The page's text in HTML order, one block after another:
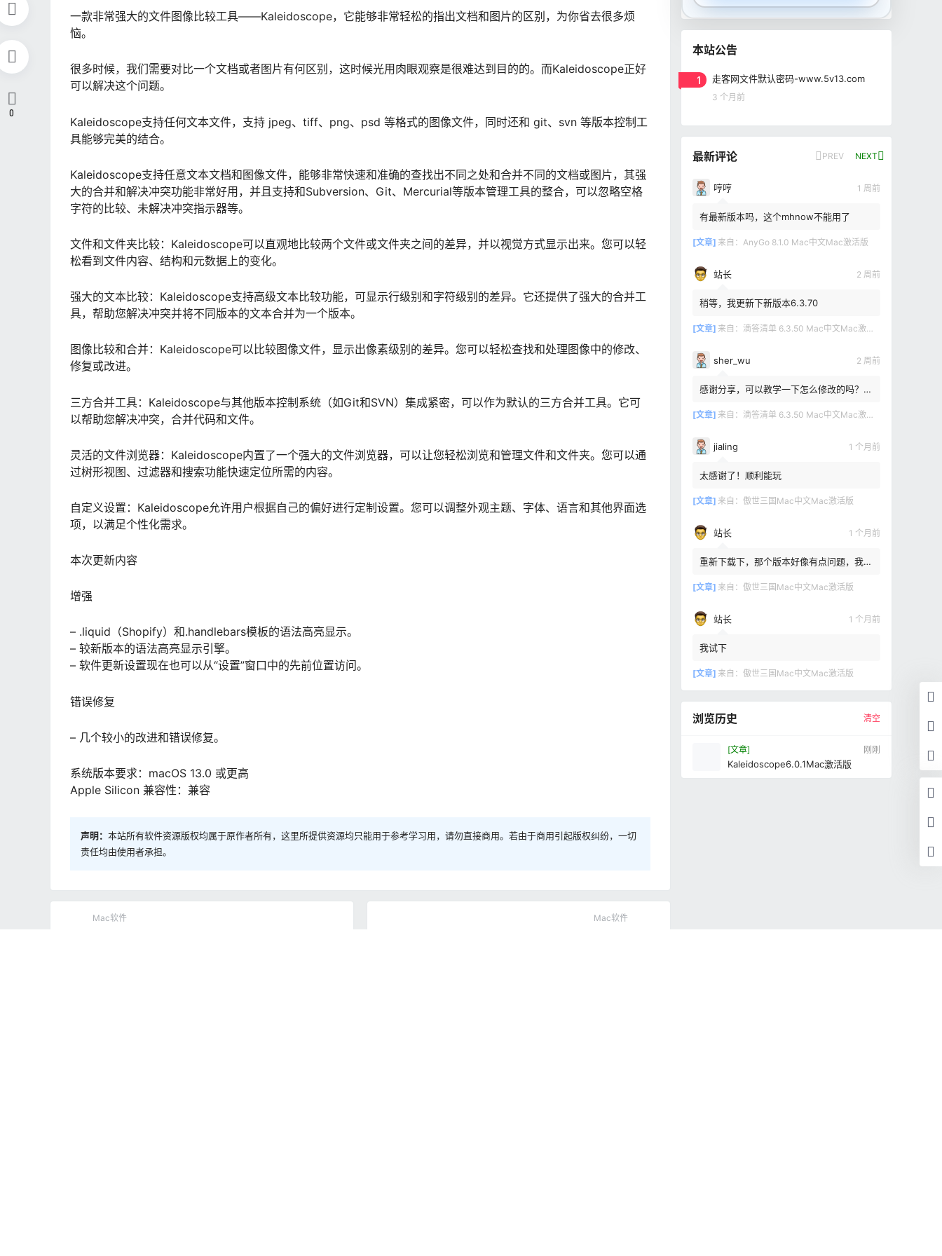
一款非常强大的文件图像比较工具——Kaleidoscope，它能够非常轻松的指出文档和图片的区别，为你省去很多烦
恼。
很多时候，我们需要对比一个文档或者图片有何区别，这时候光用肉眼观察是很难达到目的的。而Kaleidoscope正好
可以解决这个问题。
Kaleidoscope支持任何文本文件，支持 jpeg、tiff、png、psd 等格式的图像文件，同时还和 git、svn 等版本控制工
具能够完美的结合。
Kaleidoscope支持任意文本文档和图像文件，能够非常快速和准确的查找出不同之处和合并不同的文档或图片，其强
大的合并和解决冲突功能非常好用，并且支持和Subversion、Git、Mercurial等版本管理工具的整合，可以忽略空格
字符的比较、未解决冲突指示器等。
文件和文件夹比较：Kaleidoscope可以直观地比较两个文件或文件夹之间的差异，并以视觉方式显示出来。您可以轻
松看到文件内容、结构和元数据上的变化。
强大的文本比较：Kaleidoscope支持高级文本比较功能，可显示行级别和字符级别的差异。它还提供了强大的合并工
具，帮助您解决冲突并将不同版本的文本合并为一个版本。
图像比较和合并：Kaleidoscope可以比较图像文件，显示出像素级别的差异。您可以轻松查找和处理图像中的修改、
修复或改进。
三方合并工具：Kaleidoscope与其他版本控制系统（如Git和SVN）集成紧密，可以作为默认的三方合并工具。它可
以帮助您解决冲突，合并代码和文件。
灵活的文件浏览器：Kaleidoscope内置了一个强大的文件浏览器，可以让您轻松浏览和管理文件和文件夹。您可以通
过树形视图、过滤器和搜索功能快速定位所需的内容。
自定义设置：Kaleidoscope允许用户根据自己的偏好进行定制设置。您可以调整外观主题、字体、语言和其他界面选
项，以满足个性化需求。
本次更新内容
增强
– .liquid（Shopify）和.handlebars模板的语法高亮显示。
– 较新版本的语法高亮显示引擎。
– 软件更新设置现在也可以从“设置”窗口中的先前位置访问。
错误修复
– 几个较小的改进和错误修复。
系统版本要求：macOS 13.0 或更高
Apple Silicon 兼容性：兼容
声明： 本站所有软件资源版权均属于原作者所有，这里所提供资源均只能用于参考学习用，请勿直接商用。若由于商用引起版权纠纷，一切
责任均由使用者承担。
0
Mac软件 Mac软件
本站公告
1 走客网文件默认密码-www.5v13.com
3 个月前
最新评论 PREV NEXT
哼哼 1 周前
有最新版本吗，这个mhnow不能用了
[文章] 来自： AnyGo 8.1.0 Mac中文Mac激活版
站长 2 周前
稍等，我更新下新版本6.3.70
[文章] 来自： 滴答清单 6.3.50 Mac中文Mac激活版
sher_wu 2 周前
感谢分享，可以教学一下怎么修改的吗？目
[文章] 来自： 滴答清单 6.3.50 Mac中文Mac激活版
jialing 1 个月前
太感谢了！顺利能玩
[文章] 来自： 傲世三国Mac中文Mac激活版
站长 1 个月前
重新下载下，那个版本好像有点问题，我重
[文章] 来自： 傲世三国Mac中文Mac激活版
站长 1 个月前
我试下
[文章] 来自： 傲世三国Mac中文Mac激活版
浏览历史 清空
[文章] 刚刚
Kaleidoscope6.0.1Mac激活版